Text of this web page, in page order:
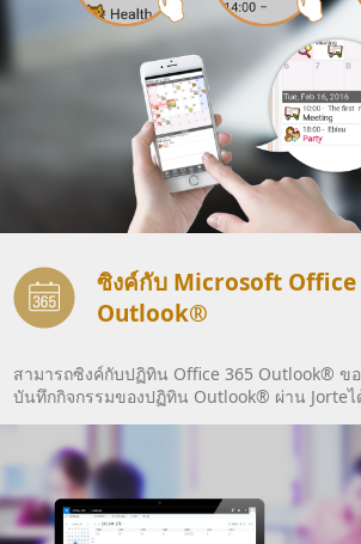
ซิงค์กับ Microsoft
Outlook®
สามารถซิงค์กับปฏิทิน Office 365 Outlook® ข
บันทึกกิจกรรมของปฏิทิน Outlook® ผ่าน Jorteไ